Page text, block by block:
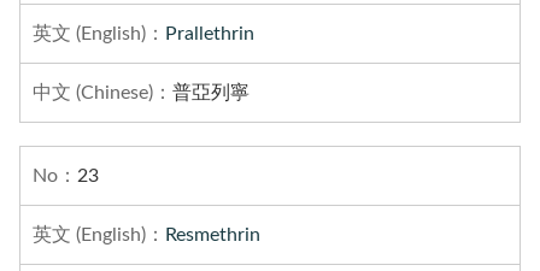
Prallethrin
普亞列寧
23
Resmethrin